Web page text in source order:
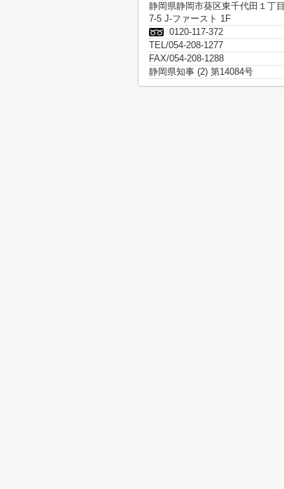
静岡県静岡市葵区東千代田１丁目
7-5 J-ファースト 1F
0120-117-372
TEL/054-208-1277
FAX/054-208-1288
静岡県知事 (2) 第14084号